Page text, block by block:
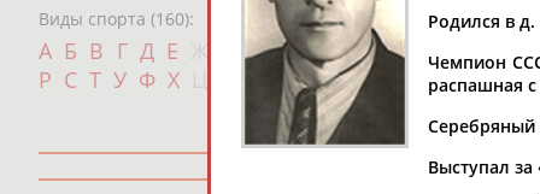
Виды спорта (160):
А Б В Г Д Е И К Л М Н О
П
Р С Т У Ф Х Щ Э Ю
с
Родился в
Чемпион
распашная
Серебряный
Выступал